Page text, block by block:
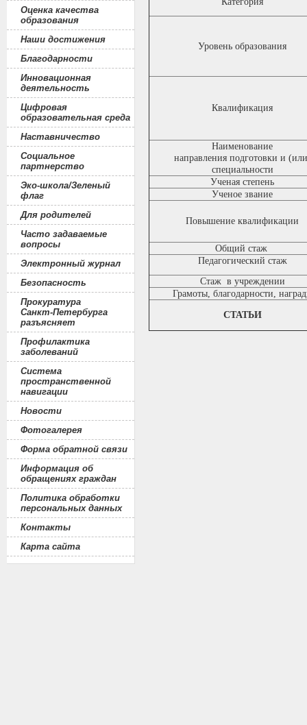
Оценка качества
образования
Наши достижения
Благодарности
Инновационная
деятельность
Цифровая
образовательная среда
Наставничество
Социальное
партнерство
Эко-школа/Зеленый
флаг
Для родителей
Часто задаваемые
вопросы
Электронный журнал
Безопасность
Прокуратура
Санкт-Петербурга
разъясняет
Профилактика
заболеваний
Система
пространственной
навигации
Новости
Фотогалерея
Форма обратной связи
Информация об
обращениях граждан
Политика обработки
персональных данных
Контакты
Карта сайта
Уровень образования
Квалификация
Наименование
направления подготовки и
специальности
Ученая степень
Ученое звание
Повышение квалификации
Общий стаж
Педагогический стаж
Стаж в учреждении
Грамоты, благодарности,
СТАТЬИ